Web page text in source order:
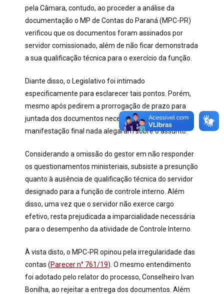
pela Câmara, contudo, ao proceder a análise da
documentação o MP de Contas do Paraná (MPC-PR)
verificou que os documentos foram assinados por
servidor comissionado, além de não ficar demonstrada
a sua qualificação técnica para o exercício da função.
Diante disso, o Legislativo foi intimado
especificamente para esclarecer tais pontos. Porém,
mesmo após pedirem a prorrogação de prazo para
juntada dos documentos necessários, em sua
manifestação final nada alegaram sobre o assunto.
Considerando a omissão do gestor em não responder
os questionamentos ministeriais, subsiste a presunção
quanto à ausência de qualificação técnica do servidor
designado para a função de controle interno. Além
disso, uma vez que o servidor não exerce cargo
efetivo, resta prejudicada a imparcialidade necessária
para o desempenho da atividade de Controle Interno.
À vista disto, o MPC-PR opinou pela irregularidade das
contas (Parecer n° 761/19). O mesmo entendimento
foi adotado pelo relator do processo, Conselheiro Ivan
Bonilha, ao rejeitar a entrega dos documentos. Além